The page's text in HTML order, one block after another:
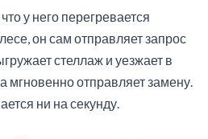
у него перегревается
он сам отправляет запрос
стеллаж и уезжает в
мгновенно отправляет замену.
ни на секунду.